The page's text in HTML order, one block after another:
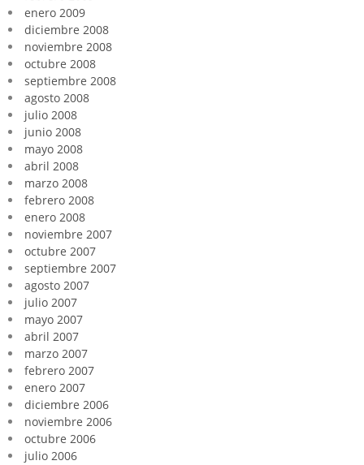
enero 2009
diciembre 2008
noviembre 2008
octubre 2008
septiembre 2008
agosto 2008
julio 2008
junio 2008
mayo 2008
abril 2008
marzo 2008
febrero 2008
enero 2008
noviembre 2007
octubre 2007
septiembre 2007
agosto 2007
julio 2007
mayo 2007
abril 2007
marzo 2007
febrero 2007
enero 2007
diciembre 2006
noviembre 2006
octubre 2006
julio 2006